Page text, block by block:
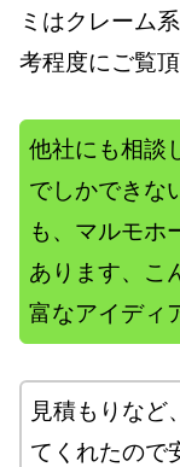
ミはクレーム
考程度にご覧
他社にも相談
でしかできな
も、マルモホ
あります、こ
富なアイディ
見積もりなど
てくれたので